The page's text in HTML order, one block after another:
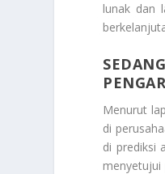
lunak dan
Menurut
di
di prediksi
menyetujui